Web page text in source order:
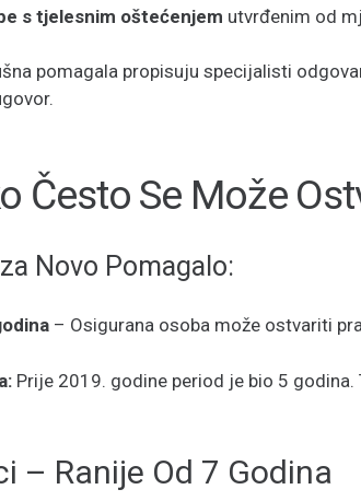
s tjelesnim oštećenjem utvrđenim od
pomagala propisuju specijalisti
Često Se Može
Novo Pomagalo:
– Osigurana osoba može ostvariti
Prije 2019. godine period je bio 5
– Ranije Od 7 Godina